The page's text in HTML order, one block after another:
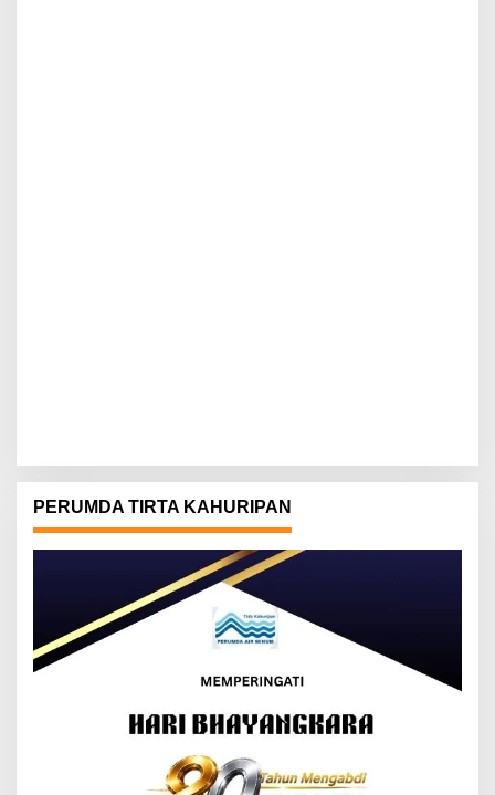
PERUMDA TIRTA KAHURIPAN